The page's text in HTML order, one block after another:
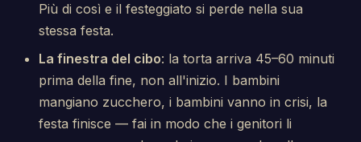
Più di così e il festeggiato si perde nella sua
stessa festa.
La finestra del cibo: la torta arriva 45–60 minuti
prima della fine, non all'inizio. I bambini
mangiano zucchero, i bambini vanno in crisi, la
festa finisce — fai in modo che i genitori li